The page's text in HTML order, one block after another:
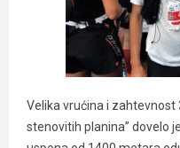
Velika vrućina i zahtevnost
stenovitih planina” dovelo